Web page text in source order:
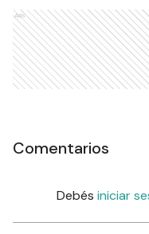
Ads
Comentarios
Debés iniciar